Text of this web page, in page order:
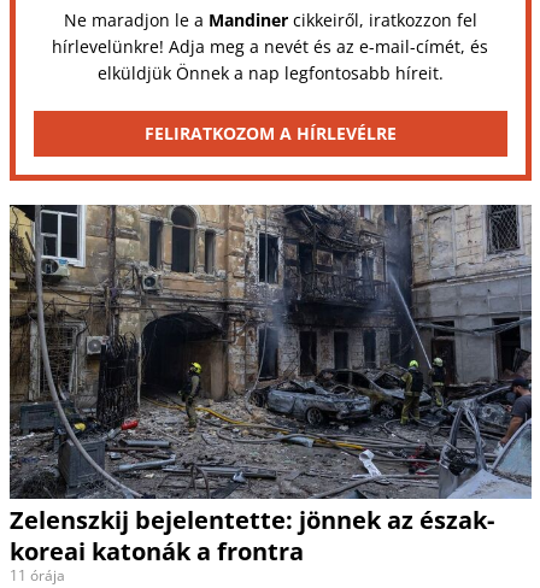
Ne maradjon le a Mandinercikkeiről, iratkozzon fel
hírlevelünkre! Adja meg a nevét és az e-mail-címét, és
elküldjük Önnek a nap legfontosabb híreit.
FELIRATKOZOM A HÍRLEVÉLRE
Zelenszkij bejelentette: jönnek az észak-
koreai katonák a frontra
11 órája